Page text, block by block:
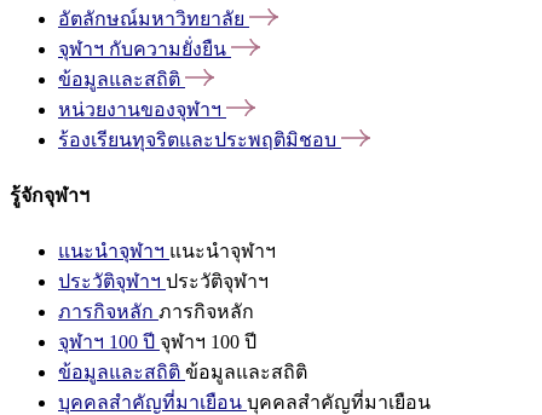
อัตลักษณ์มหาวิทยาลัย
จุฬาฯ กับความยั่งยืน
ข้อมูลและสถิติ
หน่วยงานของจุฬาฯ
ร้องเรียนทุจริตและประพฤติมิชอบ
รู้จักจุฬาฯ
แนะนำจุฬาฯ แนะนำจุฬาฯ
ประวัติจุฬาฯ ประวัติจุฬาฯ
ภารกิจหลัก ภารกิจหลัก
จุฬาฯ 100 ปี จุฬาฯ 100 ปี
ข้อมูลและสถิติ ข้อมูลและสถิติ
บุคคลสำคัญที่มาเยือน บุคคลสำคัญที่มาเยือน